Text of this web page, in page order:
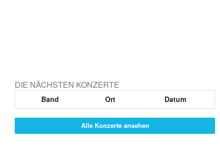
DIE NÄCHSTEN KONZERTE
Band Ort Datum
Alle Konzerte ansehen